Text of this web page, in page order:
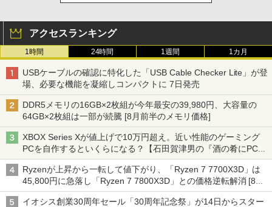
アクセスランキング
1時間 24時間 1週間 1カ月
USBケーブルの確認に特化した「USB Cable Checker Lite」が登
場、必要な機能を凝縮しコンパクトに 7日発売
DDR5メモリの16GB×2枚組が今年最安の39,980円、大容量の
64GB×2枚組は一部が続騰 [8月前半のメモリ価格]
XBOX Series Xが値上げで10万円超え。近い性能のゲーミング
PCを自作するといくらになる？【石田賀津男の『酒の肴にPCゲ
ーム』】
Ryzenが上昇から一転して値下がり、「Ryzen 7 7700X3D」は
45,800円に急落し「Ryzen 7 7800X3D」との価格逆転解消 [8月
前半のCPU価格]
イオシス創業30周年セール「30周年記念祭」が14日からスター